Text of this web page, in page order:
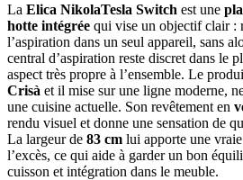
La Elica NikolaTesla Switch est une
hotte intégrée qui vise un objectif clair :
l’aspiration dans un seul appareil, sans
central d’aspiration reste discret dans le
aspect très propre à l’ensemble. Le
Crisà et il mise sur une ligne moderne,
une cuisine actuelle. Son revêtement en
rendu visuel et donne une sensation de
La largeur de 83 cm lui apporte une
l’excès, ce qui aide à garder un bon
cuisson et intégration dans le meuble.